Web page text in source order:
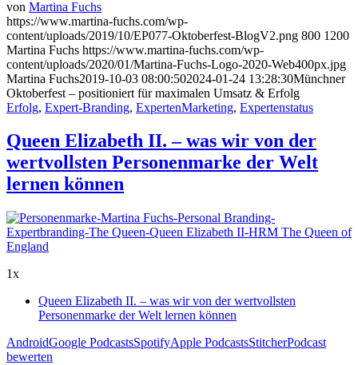
von Martina Fuchs
https://www.martina-fuchs.com/wp-
content/uploads/2019/10/EP077-Oktoberfest-BlogV2.png 800 1200
Martina Fuchs https://www.martina-fuchs.com/wp-
content/uploads/2020/01/Martina-Fuchs-Logo-2020-Web400px.jpg
Martina Fuchs2019-10-03 08:00:502024-01-24 13:28:30Münchner
Oktoberfest – positioniert für maximalen Umsatz & Erfolg
Erfolg, Expert-Branding, ExpertenMarketing, Expertenstatus
Queen Elizabeth II. – was wir von der
wertvollsten Personenmarke der Welt
lernen können
1x
Queen Elizabeth II. – was wir von der wertvollsten
Personenmarke der Welt lernen können
AndroidGoogle PodcastsSpotifyApple PodcastsStitcherPodcast
bewerten